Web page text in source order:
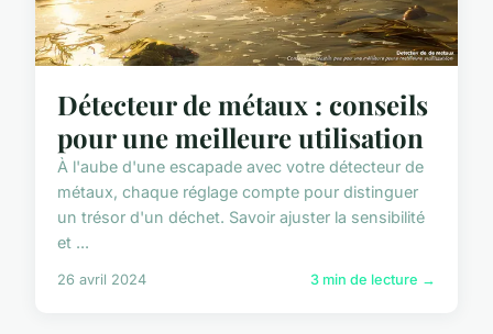
Détecteur de métaux : conseils
pour une meilleure utilisation
À l'aube d'une escapade avec votre détecteur de
métaux, chaque réglage compte pour distinguer
un trésor d'un déchet. Savoir ajuster la sensibilité
et ...
26 avril 2024 3 min de lecture →